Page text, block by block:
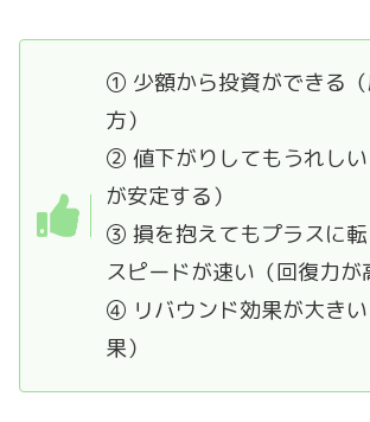
① 少額から投資ができる
方）
② 値下がりしてもうれし
が安定する）
③ 損を抱えてもプラスに
スピードが速い（回復力が
④ リバウンド効果が大き
果）